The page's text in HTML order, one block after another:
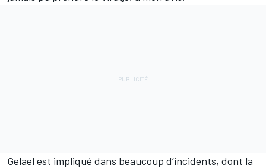
Gelael est impliqué dans beaucoup d’incidents, dont la